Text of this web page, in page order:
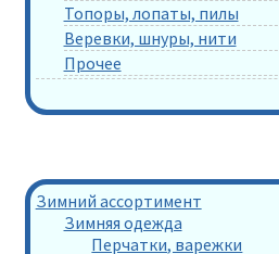
Топоры, лопаты, пилы
Веревки, шнуры, нити
Прочее
Зимний ассортимент
Зимняя одежда
Перчатки, варежки